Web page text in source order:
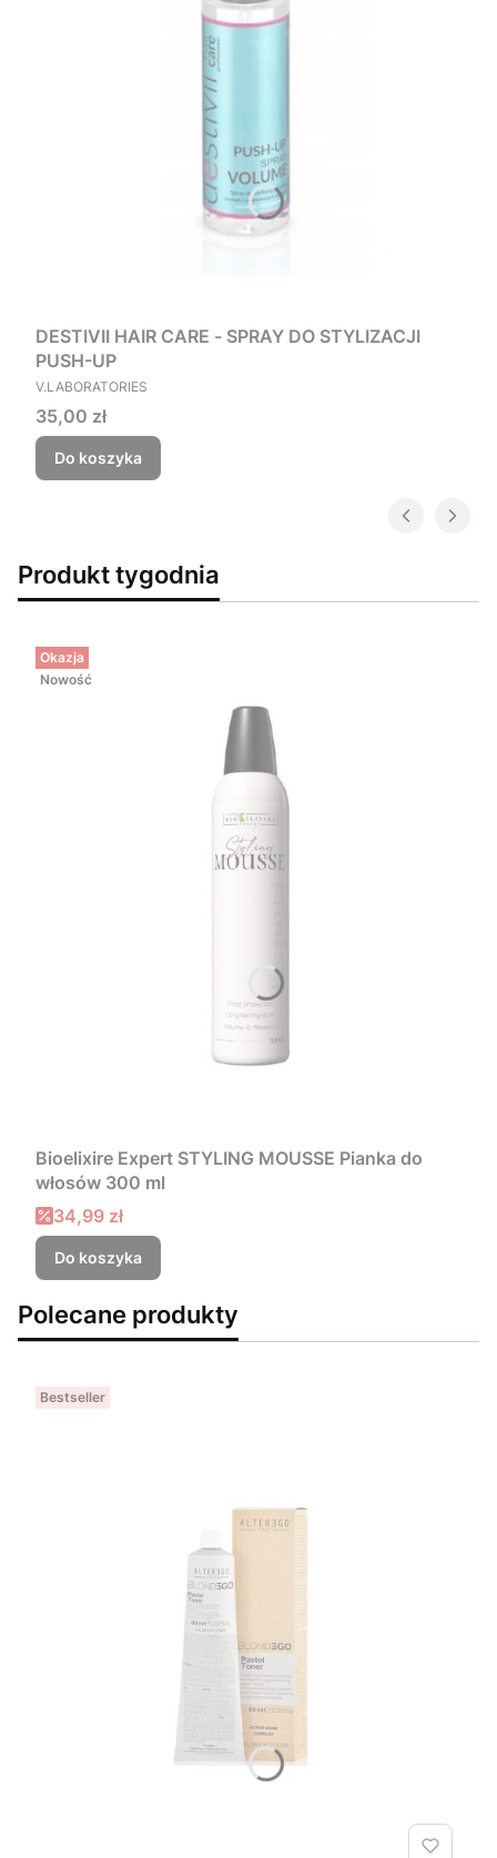
DESTIVII HAIR CARE - SPRAY DO STYLIZACJI
PUSH-UP
PRODUCENT
V.LABORATORIES
Cena
35,00 zł
Do koszyka
Produkt tygodnia
Okazja
Nowość
Bioelixire Expert STYLING MOUSSE Pianka do
włosów 300 ml
Cena promocyjna
34,99 zł
Do koszyka
Polecane produkty
Bestseller